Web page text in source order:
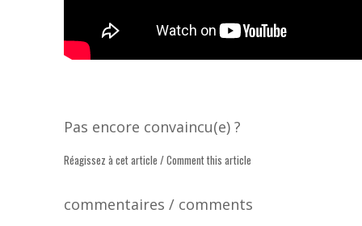
Pas encore convaincu(e) ?
Réagissez à cet article / Comment this article
commentaires / comments